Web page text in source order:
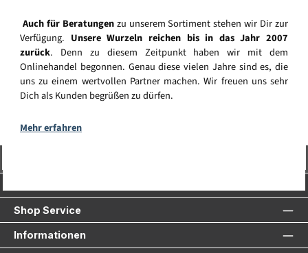
Auch für Beratungenzu unserem Sortiment stehen wir Dir zur
Verfügung. Unsere Wurzeln reichen bis in das Jahr 2007
zurück. Denn zu diesem Zeitpunkt haben wir mit dem
Onlinehandel begonnen. Genau diese vielen Jahre sind es, die
uns zu einem wertvollen Partner machen. Wir freuen uns sehr
Dich als Kunden begrüßen zu dürfen.
Mehr erfahren
Shop Service
Informationen